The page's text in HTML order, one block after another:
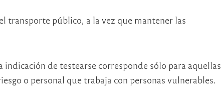
transporte público, a la vez que mantener las
indicación de testearse corresponde sólo para aquellas
o personal que trabaja con personas vulnerables.